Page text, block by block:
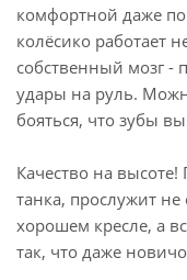
комфортной даже
колёсико работает
собственный мозг -
удары на руль.
бояться, что зубы
Качество на
танка, прослужит
хорошем кресле, а
так, что даже